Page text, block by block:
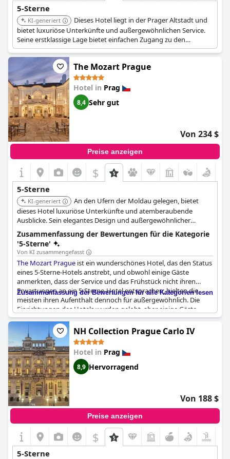
5-Sterne
KI-generiert
Dieses Hotel liegt in der Prager Altstadt und
bietet luxuriöse Unterkünfte und außergewöhnlichen Service.
Seine erstklassige Lage bietet einfachen Zugang zu den
Hauptattraktionen der Stadt.
The Mozart Prague
Hotel in Prag
8,4 Sehr gut
Von 234 $
Preise anzeigen
$
5-Sterne
KI-generiert
An den Ufern der Moldau gelegen, bietet
dieses Hotel luxuriöse Unterkünfte und atemberaubende
Ausblicke. Sein elegantes Design und außergewöhnlicher
Service bieten ein unvergessliches und hochwertiges Erlebnis.
Zusammenfassung der Bewertungen für die Kategorie
'5-Sterne'
Von KI zusammengefasst
The Mozart Prague ist ein wunderschönes Hotel, das den Status
eines 5-Sterne-Hotels anstrebt, und obwohl einige Gäste
anmerkten, dass der Service und das Frühstück nicht ihren
Erwartungen an ein 5-Sterne-Hotel entsprachen, hielten die
meisten ihren Aufenthalt dennoch für außergewöhnlich. Die
Einrichtungen des Hotels wurden gelobt, aber einige Gäste
fanden, dass es dem Personal an Aufmerksamkeit und der
Fähigkeit, Fragen zu beantworten, mangelte. Trotz einiger
kleinerer Mängel empfehlen die Gäste dieses Hotel sehr und
sind der Meinung, dass es seine Fünf-Sterne-Bewertung
durchaus verdient.
Zusammenfassung der Bewertungen für alle Kategorien lesen
NH Collection Prague Carlo IV
Hotel in Prag
8,9 Hervorragend
Von 188 $
Preise anzeigen
$
5-Sterne